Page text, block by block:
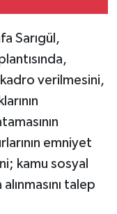
Sarıgül,
verilmesini,
emniyet
kamu sosyal
talep